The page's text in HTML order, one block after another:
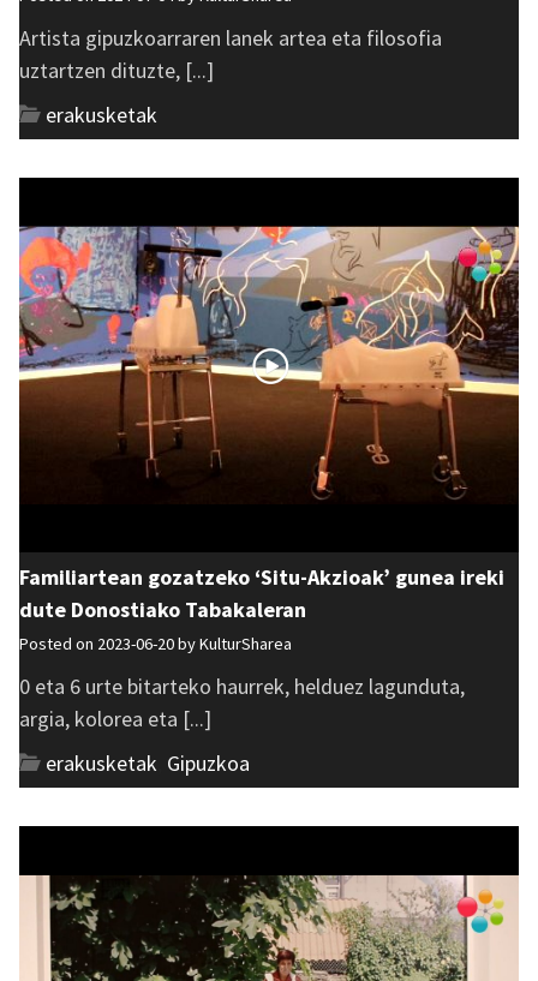
Artista gipuzkoarraren lanek artea eta filosofia
uztartzen dituzte, [...]
erakusketak
Familiartean gozatzeko ‘Situ-Akzioak’ gunea ireki
dute Donostiako Tabakaleran
Posted on 2023-06-20 byKulturSharea
0 eta 6 urte bitarteko haurrek, helduez lagunduta,
argia, kolorea eta [...]
erakusketak Gipuzkoa